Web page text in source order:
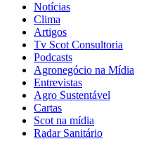
Notícias
Clima
Artigos
Tv Scot Consultoria
Podcasts
Agronegócio na Mídia
Entrevistas
Agro Sustentável
Cartas
Scot na mídia
Radar Sanitário